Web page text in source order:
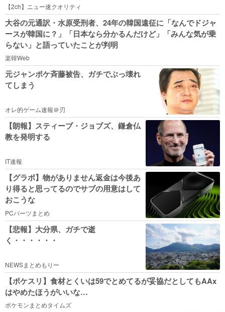
【2ch】ニュー速クオリティ
大谷の元通訳・水原受刑者、24年の韓国遠征に「なんでドジャ
ースが韓国に？」「日本なら分かるんだけど」「みんな気が乗
らない」と語っていたことが判明
楽韓Web
元ジャンポケ斉藤被告、ガチでぶっ壊れ
てしまう
オレ的ゲーム速報＠刃
【朗報】スティーブ・ジョブズ、鎌倉仏
教を発明する
IT速報
【グラボ】物がありません返金は今後あ
り得ると思ってるのでサブの用意はして
おこうな
PCパーツまとめ
【悲報】大分県、ガチで逝
く・・・・・・
NEWSまとめもりー
【ポケスリ】食材とくいは59でとめてるが妥協だとしてもAAx
はやめたほうがいいな…
ポケモンまとめタイムズ